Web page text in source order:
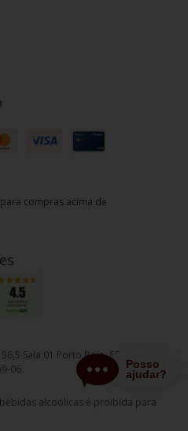
compras acima de
Sala 01 Porto Belo, SC - CEP
06.
alcoólicas é proibida para